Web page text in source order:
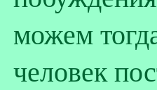
можем
человек